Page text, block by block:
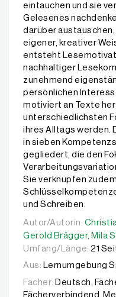
eintauchen und sie
Gelesenes
darüber
eigener, kreativer
entsteht
nachhaltiger
zunehmend
persönlichen
motiviert an Texte
unterschiedlichsten
ihres Alltags werden.
in sieben
gegliedert, die den
Sie verknüpfen
und Schreiben.
Autor/Autorin:
Autor/Autorin:
Gerold Brägger, Mila
Umfang/Länge: 21
Aus: Lernumgebung
Fächer: Deutsch,
Fächerverbindend,